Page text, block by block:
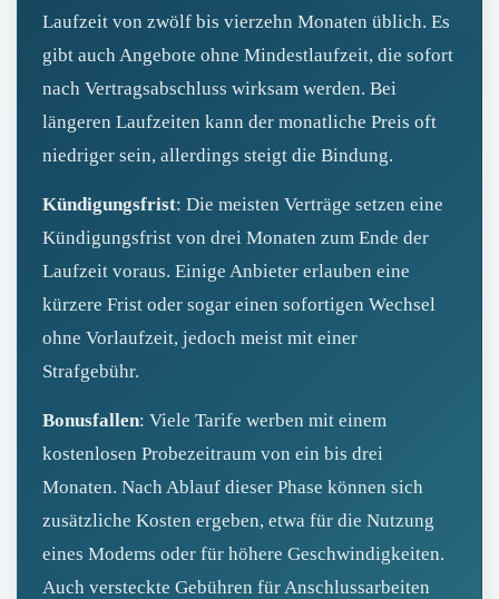
Laufzeit von zwölf bis vierzehn Monaten üblich. Es
gibt auch Angebote ohne Mindestlaufzeit, die sofort
nach Vertragsabschluss wirksam werden. Bei
längeren Laufzeiten kann der monatliche Preis oft
niedriger sein, allerdings steigt die Bindung.
Kündigungsfrist: Die meisten Verträge setzen eine
Kündigungsfrist von drei Monaten zum Ende der
Laufzeit voraus. Einige Anbieter erlauben eine
kürzere Frist oder sogar einen sofortigen Wechsel
ohne Vorlaufzeit, jedoch meist mit einer
Strafgebühr.
Bonusfallen: Viele Tarife werben mit einem
kostenlosen Probezeitraum von ein bis drei
Monaten. Nach Ablauf dieser Phase können sich
zusätzliche Kosten ergeben, etwa für die Nutzung
eines Modems oder für höhere Geschwindigkeiten.
Auch versteckte Gebühren für Anschlussarbeiten